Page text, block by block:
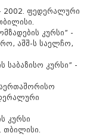
2002. ფედერალური
.
კურსი” -
, აშშ-ს საელჩო,
საბაზისო კურსი” -
კურსი
. თბილისი.